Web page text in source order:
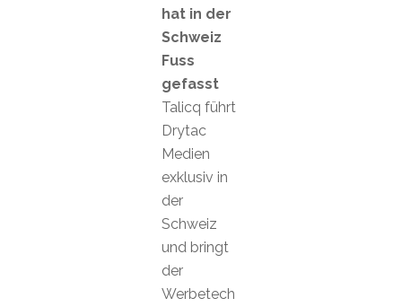
hat in der
Schweiz
Fuss
gefasst
Talicq führt
Drytac
Medien
exklusiv in
der
Schweiz
und bringt
der
Werbetech